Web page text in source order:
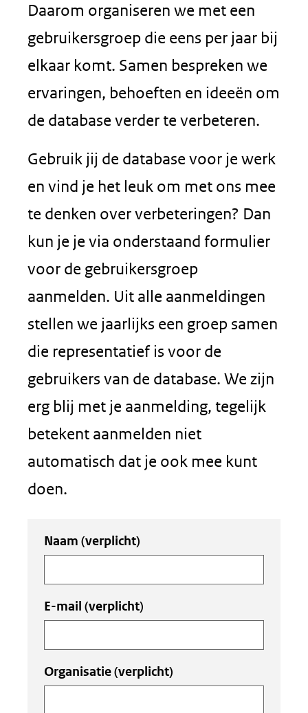
Daarom organiseren we met een
gebruikersgroep die eens per jaar bij
elkaar komt. Samen bespreken we
ervaringen, behoeften en ideeën om
de database verder te verbeteren.
Gebruik jij de database voor je werk
en vind je het leuk om met ons mee
te denken over verbeteringen? Dan
kun je je via onderstaand formulier
voor de gebruikersgroep
aanmelden. Uit alle aanmeldingen
stellen we jaarlijks een groep samen
die representatief is voor de
gebruikers van de database. We zijn
erg blij met je aanmelding, tegelijk
betekent aanmelden niet
automatisch dat je ook mee kunt
doen.
Uw
Naam (verplicht)
E-mail (verplicht)
Organisatie(verplicht)